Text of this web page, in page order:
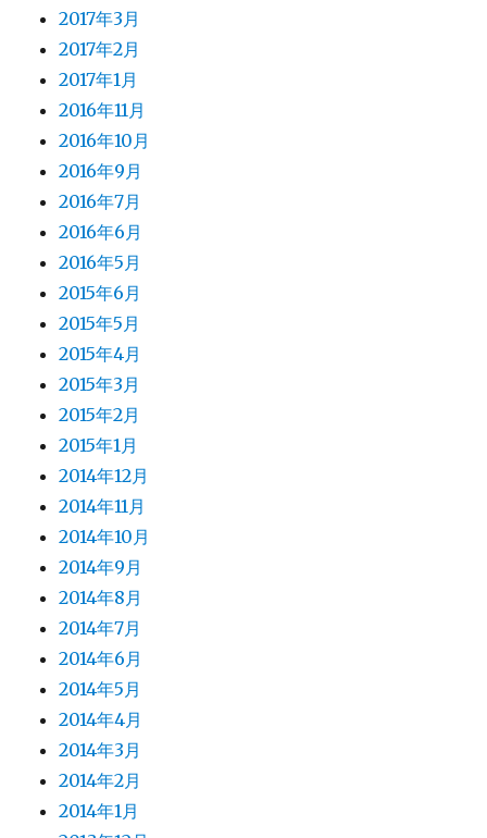
2017年3月
2017年2月
2017年1月
2016年11月
2016年10月
2016年9月
2016年7月
2016年6月
2016年5月
2015年6月
2015年5月
2015年4月
2015年3月
2015年2月
2015年1月
2014年12月
2014年11月
2014年10月
2014年9月
2014年8月
2014年7月
2014年6月
2014年5月
2014年4月
2014年3月
2014年2月
2014年1月